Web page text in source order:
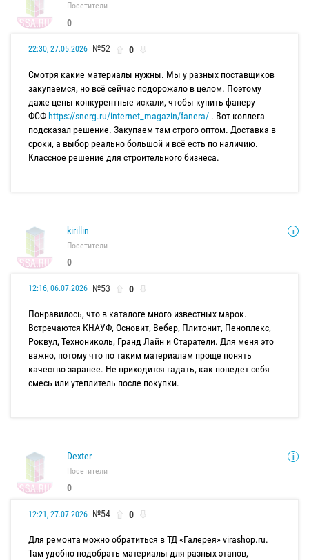
Посетители
0
22:30, 27.05.2026 №52 0
Смотря какие материалы нужны. Мы у разных поставщиков
закупаемся, но всё сейчас подорожало в целом. Поэтому
даже цены конкурентные искали, чтобы купить фанеру
ФСФ https://snerg.ru/internet_magazin/fanera/ . Вот коллега
подсказал решение. Закупаем там строго оптом. Доставка в
сроки, а выбор реально большой и всё есть по наличию.
Классное решение для строительного бизнеса.
kirillin
Посетители
0
12:16, 06.07.2026 №53 0
Понравилось, что в каталоге много известных марок.
Встречаются КНАУФ, Основит, Вебер, Плитонит, Пеноплекс,
Роквул, Технониколь, Гранд Лайн и Старатели. Для меня это
важно, потому что по таким материалам проще понять
качество заранее. Не приходится гадать, как поведет себя
смесь или утеплитель после покупки.
Dexter
Посетители
0
12:21, 27.07.2026 №54 0
Для ремонта можно обратиться в ТД «Галерея» virashop.ru.
Там удобно подобрать материалы для разных этапов,